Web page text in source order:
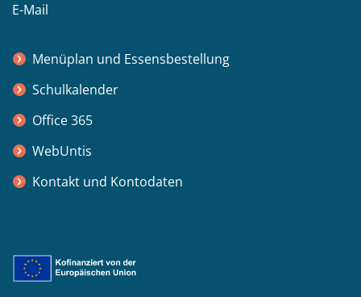
E-Mail
Menüplan und Essensbestellung
Schulkalender
Office 365
WebUntis
Kontakt und Kontodaten